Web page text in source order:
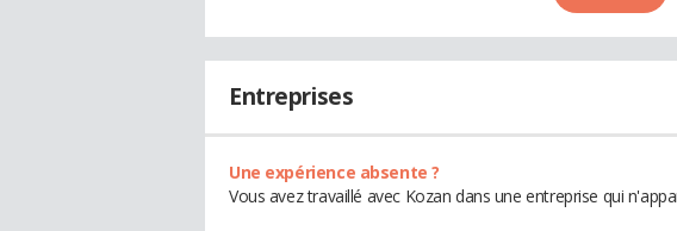
Entreprises
Une expérience absente ?
Vous avez travaillé avec Kozan dans une entreprise qui